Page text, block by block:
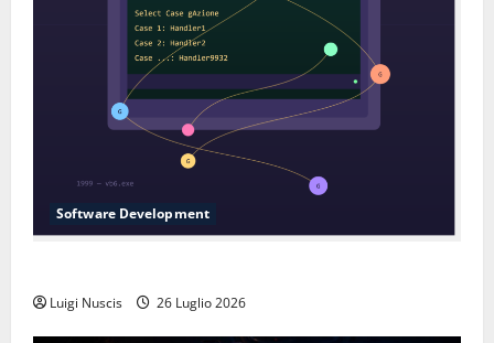
Software Development
Luigi Nuscis 26 Luglio 2026